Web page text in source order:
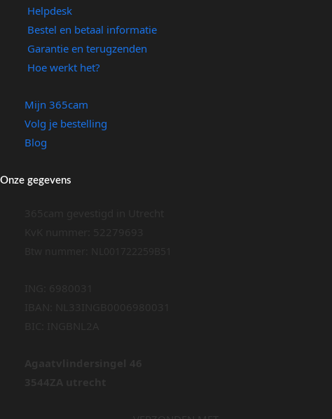
Helpdesk
Bestel en betaal informatie
Garantie en terugzenden
Hoe werkt het?
Mijn 365cam
Volg je bestelling
Blog
Onze gegevens